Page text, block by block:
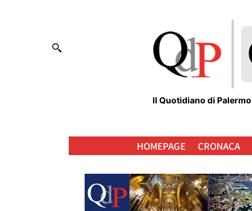
Il Quotidiano di Palermo
HOMEPAGE CRONACA